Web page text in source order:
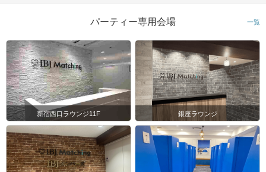
パーティー専用会場 一覧
新宿西口ラウンジ11F 銀座ラウンジ